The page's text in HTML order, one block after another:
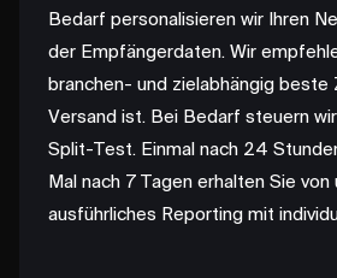
Bedarf personalisieren wir Ihren
der Empfängerdaten. Wir
branchen- und zielabhängig beste
Versand ist. Bei Bedarf steuern
Split-Test. Einmal nach 24
Mal nach 7 Tagen erhalten Sie von
ausführliches Reporting mit